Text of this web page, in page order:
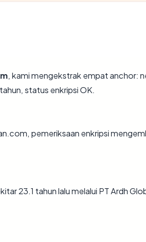
, kami mengekstrak empat anchor:
status enkripsi OK.
pemeriksaan enkripsi
23.1 tahun lalu melalui PT Ardh